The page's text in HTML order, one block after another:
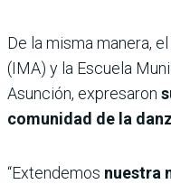
De la misma manera,
(IMA) y la Escuela
Asunción, expresaron
comunidad de la
“Extendemos nuestra